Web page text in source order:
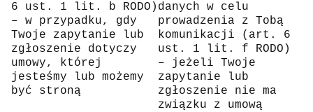
6 ust. 1 lit. b RODO)
– w przypadku, gdy
Twoje zapytanie lub
zgłoszenie dotyczy
umowy, której
jesteśmy lub możemy
być stroną
danych w celu
prowadzenia z Tobą
komunikacji (art. 6
ust. 1 lit. f RODO)
– jeżeli Twoje
zapytanie lub
zgłoszenie nie ma
związku z umową